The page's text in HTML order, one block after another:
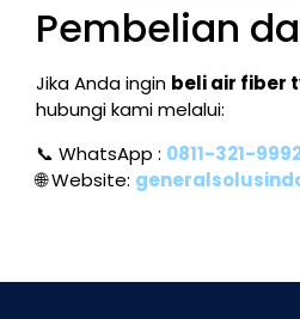
Pembelian
Jika Anda ingin beli air fiber
hubungi kami melalui:
📞 WhatsApp : 0811-321-
🌐 Website: